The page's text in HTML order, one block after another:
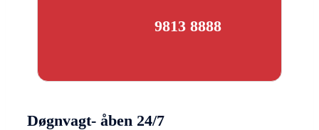
9813 8888
Døgnvagt- åben 24/7